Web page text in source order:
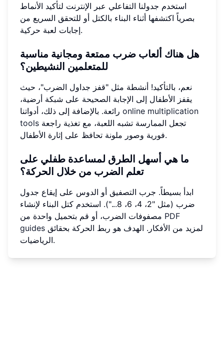
استخدم جدولنا التفاعلي عبر الإنترنت لتأكيد الأنماط
بصرياً اكتشفها أثناء البناء بالكتل أو للتحقق السريع من
إجابات لعبة حركية.
هل هناك ألعاب ضرب ممتعة ومجانية مناسبة
للمتعلمين النشيطين؟
نعم، بالتأكيد! أنشطة مثل "قفز جداول الضرب"، حيث
يقفز الأطفال إلى الإجابة الصحيحة على شبكة أرضية،
online multiplication
tools
فورية وصور ملونة تحافظ على إثارة الأطفال.
ما هي أسهل الطرق لمساعدة طفلي على
تعلم الضرب من خلال الحركة؟
ابدأ بسيطاً. جرب التصفيق أو الدوس على إيقاع جدول
ضرب (مثل "2، 4، 6، 8..."). استخدم كتل البناء لإنشاء
PDF
guides
الرياضيات.